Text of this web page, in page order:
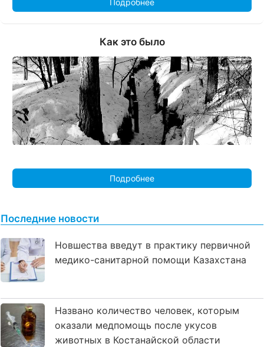
Как это было
Подробнее
Последние новости
Новшества введут в практику первичной
медико-санитарной помощи Казахстана
Названо количество человек, которым
оказали медпомощь после укусов
животных в Костанайской области